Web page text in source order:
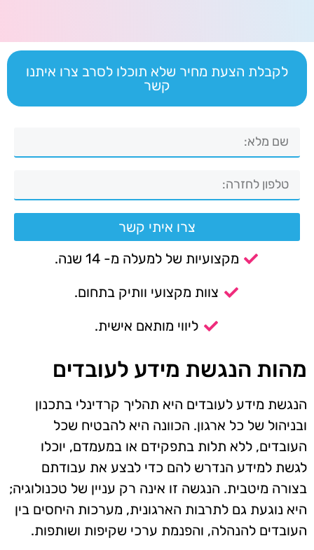
לקבלת הצעת מחיר שלא תוכלו לסרב צרו איתנו
קשר
צרו איתי קשר
מקצועיות של למעלה מ- 14 שנה.
צוות מקצועי וותיק בתחום.
ליווי מותאם אישית.
מהות הנגשת מידע לעובדים
הנגשת מידע לעובדים היא תהליך קרדינלי בתכנון
ובניהול של כל ארגון. הכוונה היא להבטיח שכל
העובדים, ללא תלות בתפקידם או במעמדם, יוכלו
לגשת למידע הנדרש להם כדי לבצע את עבודתם
בצורה מיטבית. הנגשה זו אינה רק עניין של טכנולוגיה;
היא נוגעת גם לתרבות הארגונית, מערכות היחסים בין
העובדים להנהלה, והפנמת ערכי שקיפות ושותפות.